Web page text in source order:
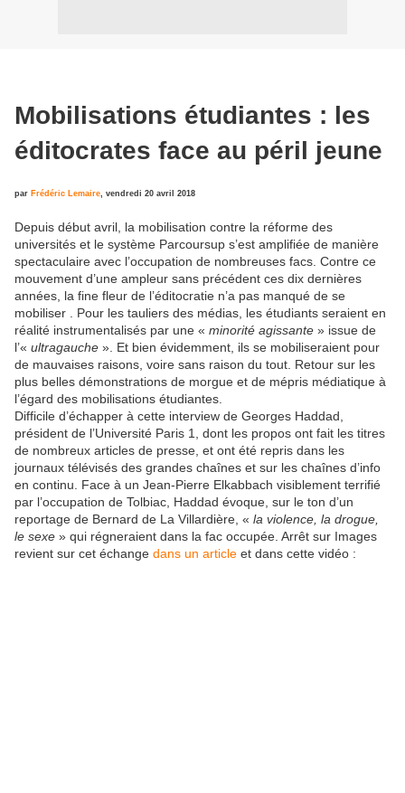
Mobilisations étudiantes : les
éditocrates face au péril jeune
par Frédéric Lemaire vendredi 20 avril 2018
Depuis début avril, la mobilisation contre la réforme des
universités et le système Parcoursup s’est amplifiée de manière
spectaculaire avec l’occupation de nombreuses facs. Contre ce
mouvement d’une ampleur sans précédent ces dix dernières
années, la fine fleur de l’éditocratie n’a pas manqué de se
mobiliser . Pour les tauliers des médias, les étudiants seraient en
réalité instrumentalisés par une « minorité agissante » issue de
l’« ultragauche ». Et bien évidemment, ils se mobiliseraient pour
de mauvaises raisons, voire sans raison du tout. Retour sur les
plus belles démonstrations de morgue et de mépris médiatique à
l’égard des mobilisations étudiantes.
Difficile d’échapper à cette interview de Georges Haddad,
président de l’Université Paris 1, dont les propos ont fait les titres
de nombreux articles de presse, et ont été repris dans les
journaux télévisés des grandes chaînes et sur les chaînes d’info
en continu. Face à un Jean-Pierre Elkabbach visiblement terrifié
par l’occupation de Tolbiac, Haddad évoque, sur le ton d’un
reportage de Bernard de La Villardière, « la violence, la drogue,
le sexe » qui régneraient dans la fac occupée. Arrêt sur Images
revient sur cet échange dans un article et dans cette vidéo :